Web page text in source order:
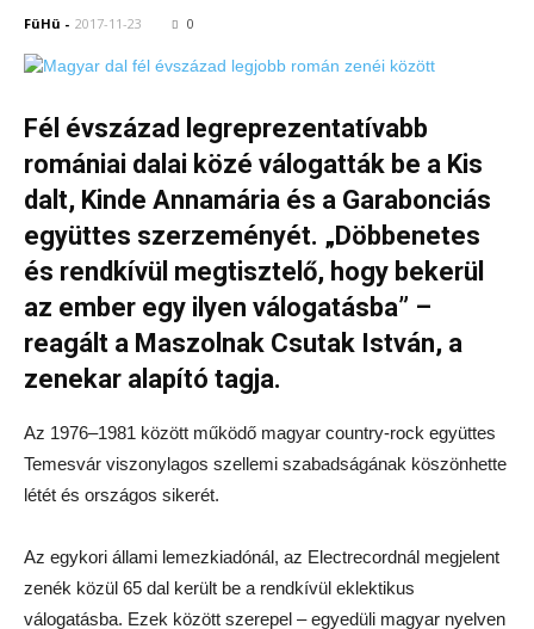
FüHü - 2017-11-23 0
Fél évszázad legreprezentatívabb
romániai dalai közé válogatták be a Kis
dalt, Kinde Annamária és a Garabonciás
együttes szerzeményét. „Döbbenetes
és rendkívül megtisztelő, hogy bekerül
az ember egy ilyen válogatásba” –
reagált a Maszolnak Csutak István, a
zenekar alapító tagja.
Az 1976–1981 között működő magyar country-rock együttes
Temesvár viszonylagos szellemi szabadságának köszönhette
létét és országos sikerét.
Az egykori állami lemezkiadónál, az Electrecordnál megjelent
zenék közül 65 dal került be a rendkívül eklektikus
válogatásba. Ezek között szerepel – egyedüli magyar nyelven